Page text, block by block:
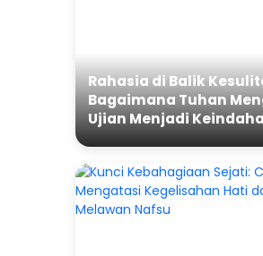
Rahasia di Balik
Bagaimana Tuhan
Ujian Menjadi